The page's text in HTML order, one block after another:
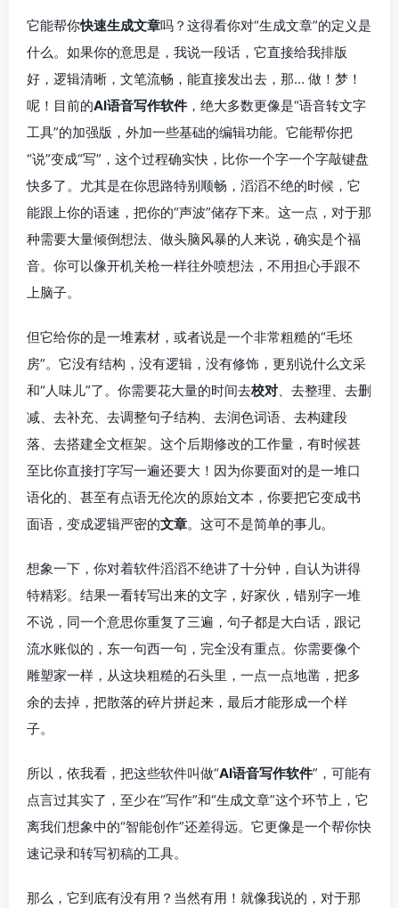
它能帮你快速生成文章吗？这得看你对“生成文章”的定义是
什么。如果你的意思是，我说一段话，它直接给我排版
好，逻辑清晰，文笔流畅，能直接发出去，那… 做！梦！
呢！目前的AI语音写作软件，绝大多数更像是“语音转文字
工具”的加强版，外加一些基础的编辑功能。它能帮你把
“说”变成“写”，这个过程确实快，比你一个字一个字敲键盘
快多了。尤其是在你思路特别顺畅，滔滔不绝的时候，它
能跟上你的语速，把你的“声波”储存下来。这一点，对于那
种需要大量倾倒想法、做头脑风暴的人来说，确实是个福
音。你可以像开机关枪一样往外喷想法，不用担心手跟不
上脑子。
但它给你的是一堆素材，或者说是一个非常粗糙的“毛坯
房”。它没有结构，没有逻辑，没有修饰，更别说什么文采
和“人味儿”了。你需要花大量的时间去校对 、去整理、去删
减、去补充、去调整句子结构、去润色词语、去构建段
落、去搭建全文框架。这个后期修改的工作量，有时候甚
至比你直接打字写一遍还要大！因为你要面对的是一堆口
语化的、甚至有点语无伦次的原始文本，你要把它变成书
面语，变成逻辑严密的文章。这可不是简单的事儿。
想象一下，你对着软件滔滔不绝讲了十分钟，自认为讲得
特精彩。结果一看转写出来的文字，好家伙，错别字一堆
不说，同一个意思你重复了三遍，句子都是大白话，跟记
流水账似的，东一句西一句，完全没有重点。你需要像个
雕塑家一样，从这块粗糙的石头里，一点一点地凿，把多
余的去掉，把散落的碎片拼起来，最后才能形成一个样
子。
所以，依我看，把这些软件叫做“AI语音写作软件”，可能有
点言过其实了，至少在“写作”和“生成文章”这个环节上，它
离我们想象中的“智能创作”还差得远。它更像是一个帮你快
速记录和转写初稿的工具。
那么，它到底有没有用？当然有用！就像我说的，对于那